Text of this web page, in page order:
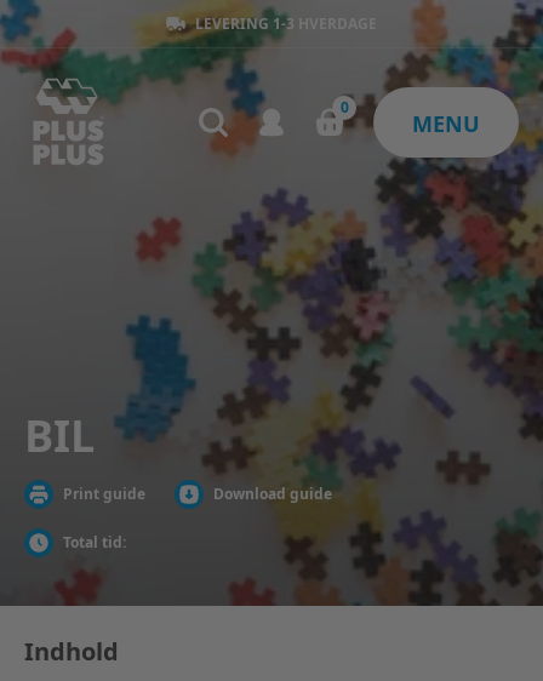
LEVERING 1-3 HVERDAGE
0
MENU
BIL
Print guide Download guide
Total tid:
Indhold